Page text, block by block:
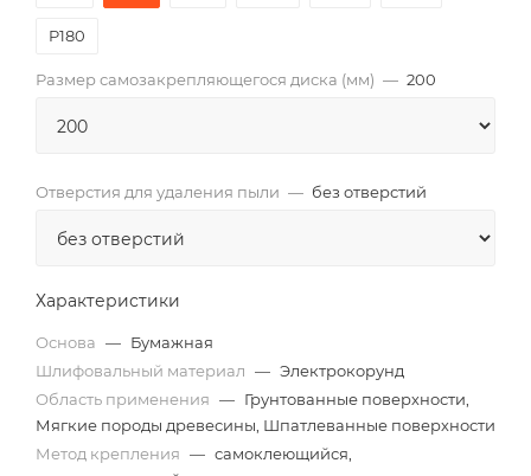
P180
Размер самозакрепляющегося диска (мм) — 200
Отверстия для удаления пыли — без отверстий
Характеристики
Основа — Бумажная
Шлифовальный материал — Электрокорунд
Область применения — Грунтованные поверхности,
Мягкие породы древесины, Шпатлеванные поверхности
Метод крепления — самоклеющийся,